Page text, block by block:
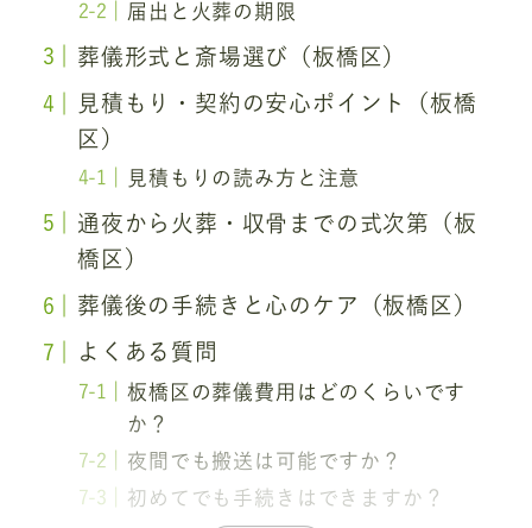
届出と火葬の期限
葬儀形式と斎場選び（板橋区）
見積もり・契約の安心ポイント（板橋
区）
見積もりの読み方と注意
通夜から火葬・収骨までの式次第（板
橋区）
葬儀後の手続きと心のケア（板橋区）
よくある質問
板橋区の葬儀費用はどのくらいです
か？
夜間でも搬送は可能ですか？
初めてでも手続きはできますか？